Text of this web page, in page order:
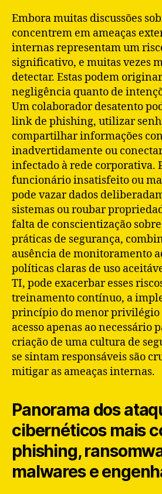
Embora muitas discussões
concentrem em ameaças
internas representam um
significativo, e muitas vezes
detectar. Estas podem
negligência quanto de
Um colaborador desatento
link de phishing, utilizar
compartilhar informações
inadvertidamente ou
infectado à rede corporativa.
funcionário insatisfeito ou
pode vazar dados
sistemas ou roubar
falta de conscientização
práticas de segurança,
ausência de monitoramento
políticas claras de uso
TI, pode exacerbar esses
treinamento contínuo, a
princípio do menor privilégio
acesso apenas ao necessário
criação de uma cultura de
se sintam responsáveis são
mitigar as ameaças internas.
Panorama dos
cibernéticos mais
phishing,
malwares e